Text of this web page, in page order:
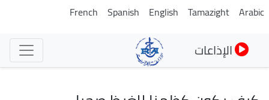
تجاوز
Arabic
Tamazight
English
Spanish
French
الإذاعات